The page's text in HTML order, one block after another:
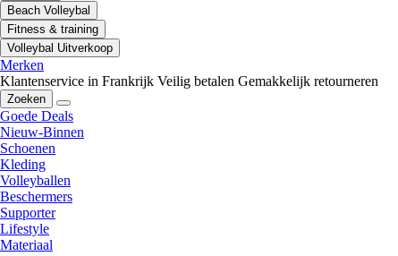
Beach Volleybal
Fitness & training
Volleybal Uitverkoop
Merken
Klantenservice in Frankrijk Veilig betalen Gemakkelijk retourneren
Zoeken
Goede Deals
Nieuw-Binnen
Schoenen
Kleding
Volleyballen
Beschermers
Supporter
Lifestyle
Materiaal